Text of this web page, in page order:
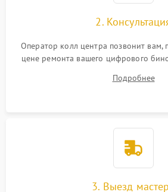
2.
Оператор колл центра позвонит вам,
цене ремонта вашего цифрового
Подробнее
3. Выезд